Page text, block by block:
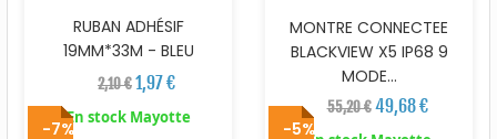
RUBAN ADHÉSIF
19MM*33M - BLEU
2,10 €1,97 €
En stock Mayotte
MONTRE CONNECTEE
BLACKVIEW X5 IP68 9
MODE...
55,20 € 49,68 €
-7% -5%